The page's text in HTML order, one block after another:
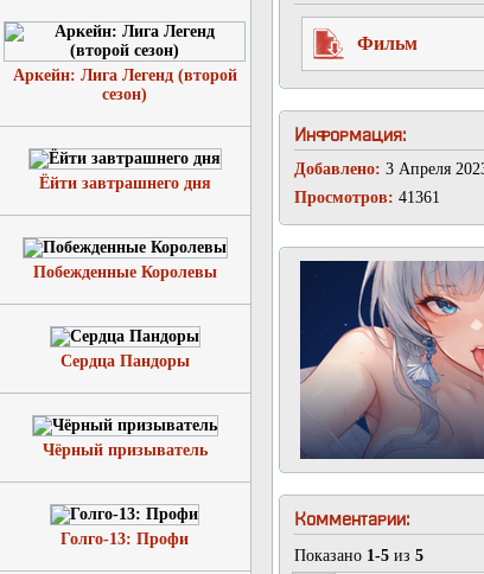
Аркейн: Лига Легенд (второй
сезон)
Ёйти завтрашнего дня
Побежденные Королевы
Сердца Пандоры
Чёрный призыватель
Голго-13: Профи
Фильм
Информация:
Добавлено: 3 Апреля
Просмотров: 41361
Комментарии:
Показано 1-5 из 5